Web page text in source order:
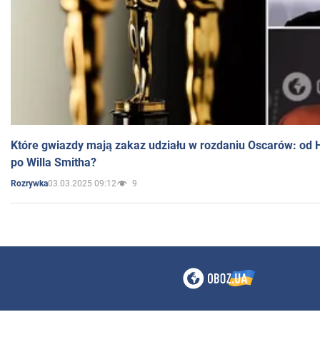
Które gwiazdy mają zakaz udziału w rozdaniu Oscarów: od
po Willa Smitha?
Rozrywka03.03.2025 09:12 9